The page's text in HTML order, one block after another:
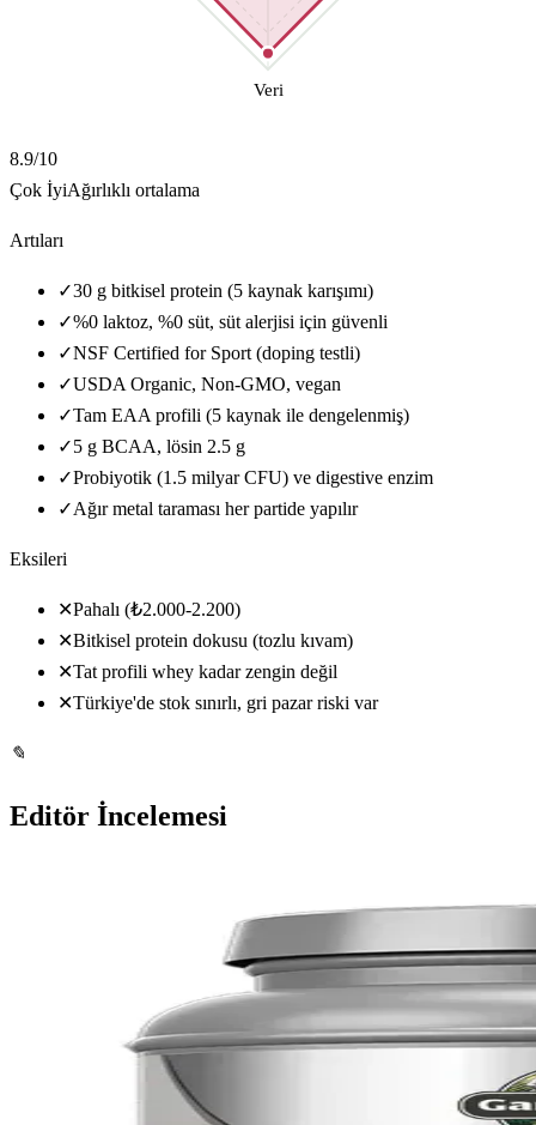
Veri
8.9/10
Çok İyiAğırlıklı ortalama
Artıları
✓30 g bitkisel protein (5 kaynak karışımı)
✓%0 laktoz, %0 süt, süt alerjisi için güvenli
✓NSF Certified for Sport (doping testli)
✓USDA Organic, Non-GMO, vegan
✓Tam EAA profili (5 kaynak ile dengelenmiş)
✓5 g BCAA, lösin 2.5 g
✓Probiyotik (1.5 milyar CFU) ve digestive enzim
✓Ağır metal taraması her partide yapılır
Eksileri
✕Pahalı (₺2.000-2.200)
✕Bitkisel protein dokusu (tozlu kıvam)
✕Tat profili whey kadar zengin değil
✕Türkiye'de stok sınırlı, gri pazar riski var
✎
Editör İncelemesi